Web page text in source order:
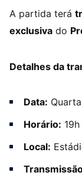
A partida terá
exclusiva do
Detalhes da
Data:
Horário:
Local: